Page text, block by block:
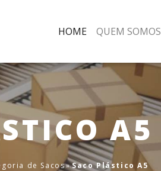
HOME QUEM SOMOS
A5
de Sacos»Saco Plástico A5